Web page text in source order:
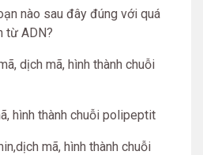
nào sau đây đúng với quá
từ ADN?
dịch mã, hình thành chuỗi
hình thành chuỗi polipeptit
mã, hình thành chuỗi